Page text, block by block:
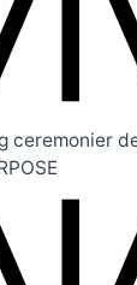
ceremonier